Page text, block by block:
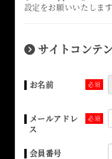
設定をお願いいたします
サイトコンテ
お名前
メールアドレ
ス
会員番号